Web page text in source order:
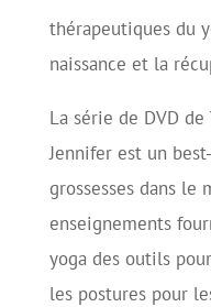
thérapeutiques du
naissance et la
La série de DVD de
Jennifer est un
grossesses dans le
enseignements
yoga des outils
les postures pour